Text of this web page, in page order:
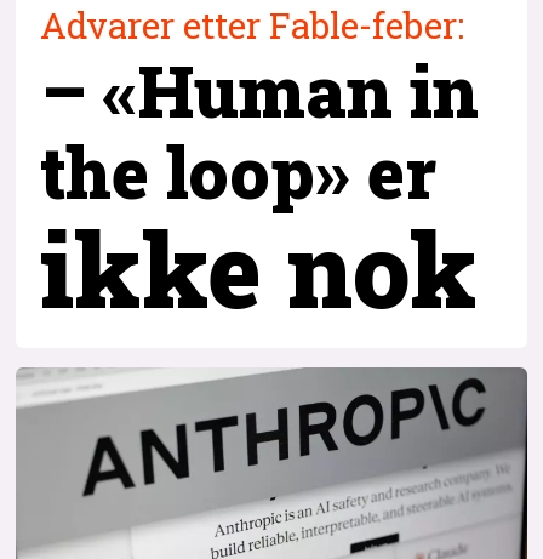
Advarer etter Fable-feber:
– «Human in
the loop» er
ikke nok